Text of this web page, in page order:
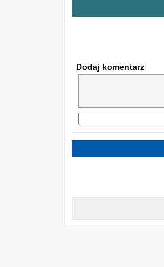
Dodaj komentarz